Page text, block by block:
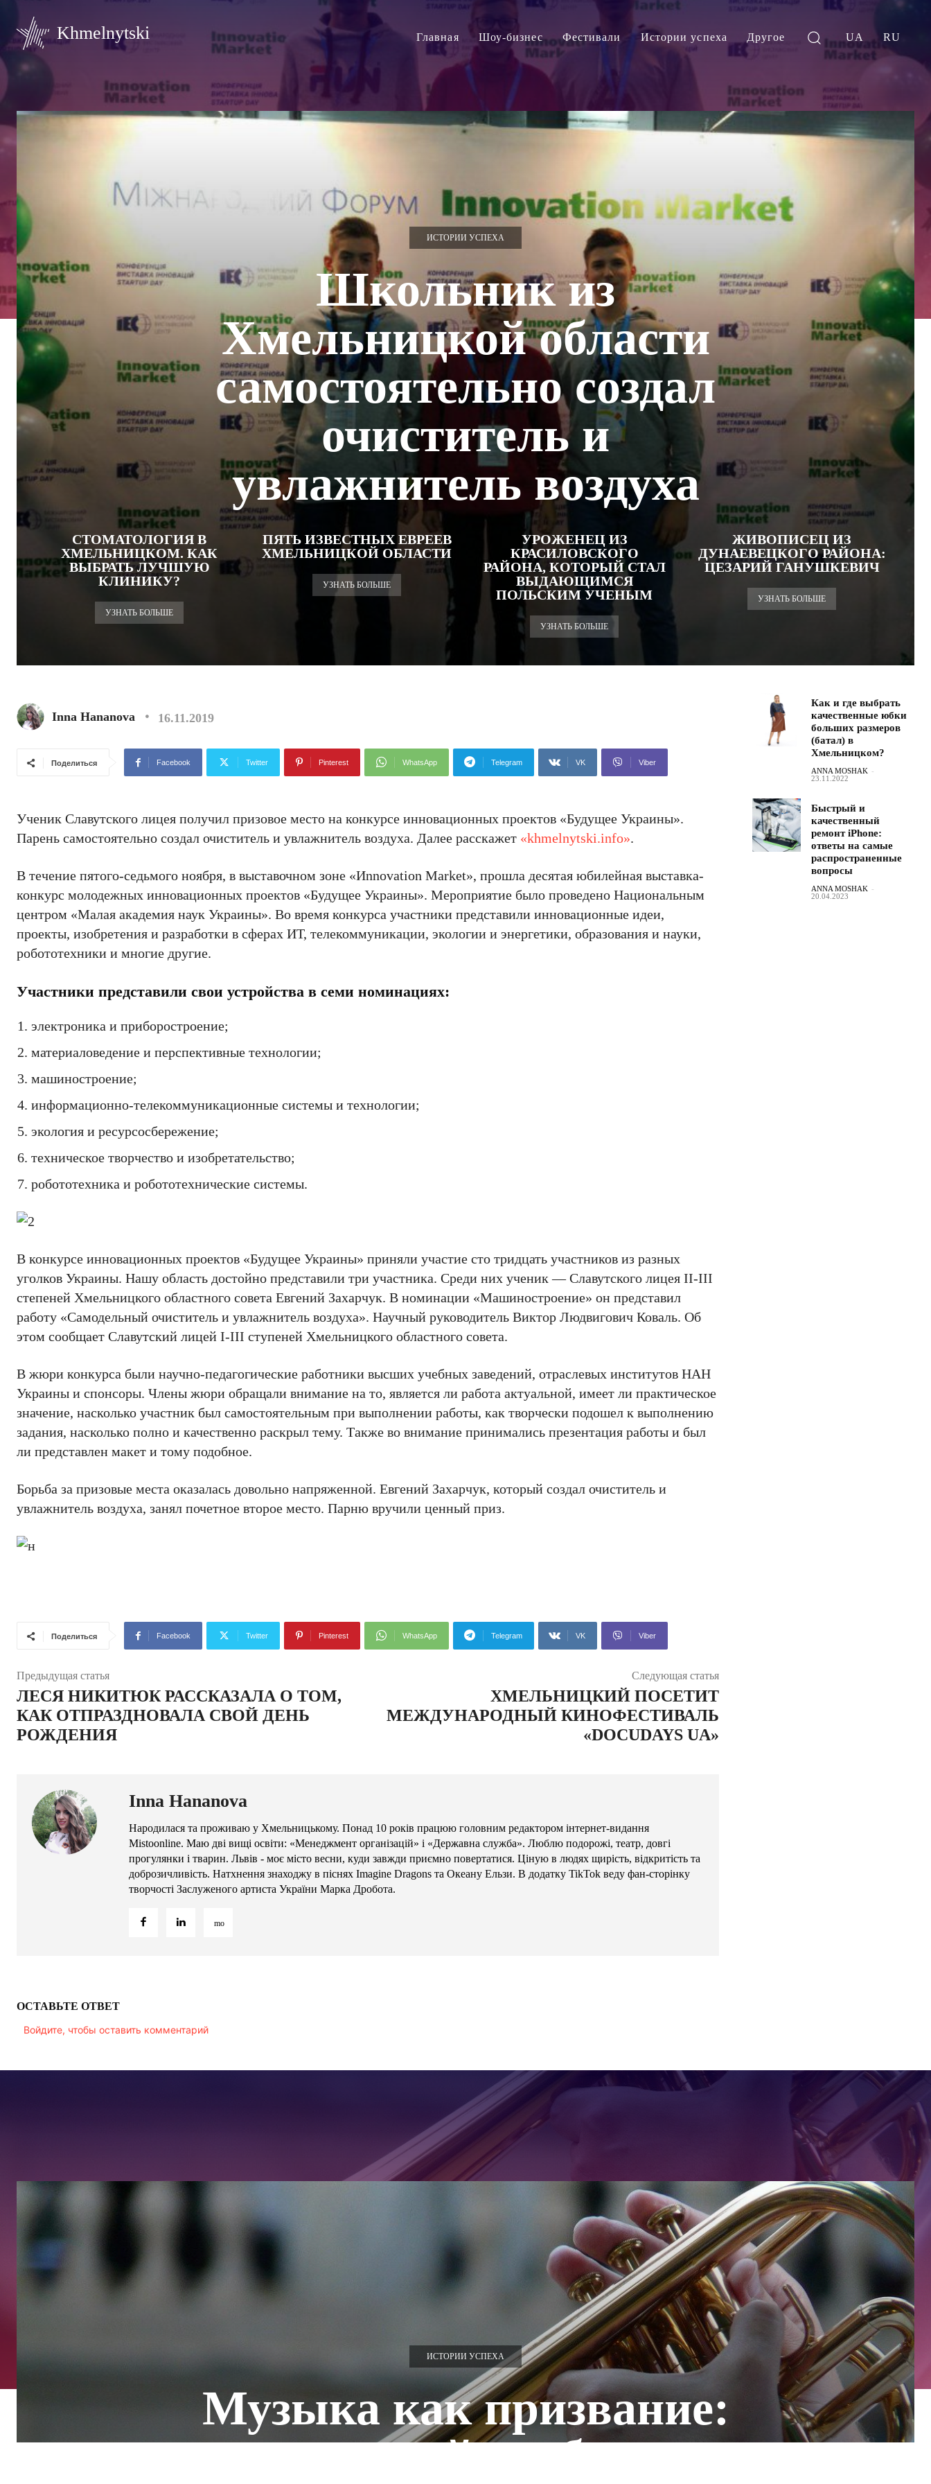
Khmelnytski Главная Шоу-бизнес Фестивали Истории успеха Другое UA RU
ИСТОРИИ УСПЕХА
Школьник из
Хмельницкой области
самостоятельно создал
очиститель и
увлажнитель воздуха
СТОМАТОЛОГИЯ В
ХМЕЛЬНИЦКОМ. КАК
ВЫБРАТЬ ЛУЧШУЮ
КЛИНИКУ?
УЗНАТЬ БОЛЬШЕ
ПЯТЬ ИЗВЕСТНЫХ ЕВРЕЕВ
ХМЕЛЬНИЦКОЙ ОБЛАСТИ
УЗНАТЬ БОЛЬШЕ
УРОЖЕНЕЦ ИЗ
КРАСИЛОВСКОГО
РАЙОНА, КОТОРЫЙ СТАЛ
ВЫДАЮЩИМСЯ
ПОЛЬСКИМ УЧЕНЫМ
УЗНАТЬ БОЛЬШЕ
ЖИВОПИСЕЦ ИЗ
ДУНАЕВЕЦКОГО РАЙОНА:
ЦЕЗАРИЙ ГАНУШКЕВИЧ
УЗНАТЬ БОЛЬШЕ
Inna Hananova 16.11.2019
Поделиться Facebook Twitter Pinterest WhatsApp Telegram VK Viber
Ученик Славутского лицея получил призовое место на конкурсе инновационных проектов «Будущее Украины».
Парень самостоятельно создал очиститель и увлажнитель воздуха. Далее расскажет «khmelnytski.info».
В течение пятого-седьмого ноября, в выставочном зоне «Иnnovation Market», прошла десятая юбилейная выставка-
конкурс молодежных инновационных проектов «Будущее Украины». Мероприятие было проведено Национальным
центром «Малая академия наук Украины». Во время конкурса участники представили инновационные идеи,
проекты, изобретения и разработки в сферах ИТ, телекоммуникации, экологии и энергетики, образования и науки,
робототехники и многие другие.
Участники представили свои устройства в семи номинациях:
электроника и приборостроение;
материаловедение и перспективные технологии;
машиностроение;
информационно-телекоммуникационные системы и технологии;
экология и ресурсосбережение;
техническое творчество и изобретательство;
робототехника и робототехнические системы.
В конкурсе инновационных проектов «Будущее Украины» приняли участие сто тридцать участников из разных
уголков Украины. Нашу область достойно представили три участника. Среди них ученик — Славутского лицея II-III
степеней Хмельницкого областного совета Евгений Захарчук. В номинации «Машиностроение» он представил
работу «Самодельный очиститель и увлажнитель воздуха». Научный руководитель Виктор Людвигович Коваль. Об
этом сообщает Славутский лицей I-III ступеней Хмельницкого областного совета.
В жюри конкурса были научно-педагогические работники высших учебных заведений, отраслевых институтов НАН
Украины и спонсоры. Члены жюри обращали внимание на то, является ли работа актуальной, имеет ли практическое
значение, насколько участник был самостоятельным при выполнении работы, как творчески подошел к выполнению
задания, насколько полно и качественно раскрыл тему. Также во внимание принимались презентация работы и был
ли представлен макет и тому подобное.
Борьба за призовые места оказалась довольно напряженной. Евгений Захарчук, который создал очиститель и
увлажнитель воздуха, занял почетное второе место. Парню вручили ценный приз.
Поделиться Facebook Twitter Pinterest WhatsApp Telegram VK Viber
Предыдущая статья
ЛЕСЯ НИКИТЮК РАССКАЗАЛА О ТОМ,
КАК ОТПРАЗДНОВАЛА СВОЙ ДЕНЬ
РОЖДЕНИЯ
Следующая статья
ХМЕЛЬНИЦКИЙ ПОСЕТИТ
МЕЖДУНАРОДНЫЙ КИНОФЕСТИВАЛЬ
«DOCUDAYS UA»
Inna Hananova
Народилася та проживаю у Хмельницькому. Понад 10 років працюю головним редактором інтернет-видання
Mistoonline. Маю дві вищі освіти: «Менеджмент організацій» і «Державна служба». Люблю подорожі, театр, довгі
прогулянки і тварин. Львів - моє місто весни, куди завжди приємно повертатися. Ціную в людях щирість, відкритість та
доброзичливість. Натхнення знаходжу в піснях Imagine Dragons та Океану Ельзи. В додатку TikTok веду фан-сторінку
творчості Заслуженого артиста України Марка Дробота.
ОСТАВЬТЕ ОТВЕТ
Войдите, чтобы оставить комментарий
Как и где выбрать
качественные юбки
больших размеров
(батал) в
Хмельницком?
ANNA MOSHAK -
23.11.2022
Быстрый и
качественный
ремонт iPhone:
ответы на самые
распространенные
вопросы
ANNA MOSHAK -
20.04.2023